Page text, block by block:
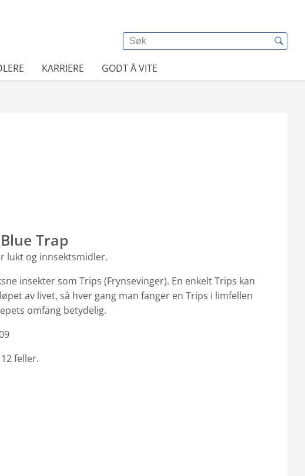
KARRIERE GODT Å VITE
Trap
lukt og innsektsmidler.
insekter som Trips (Frynsevinger). En enkelt Trips kan
av livet, så hver gang man fanger en Trips i limfellen
omfang betydelig.
feller.